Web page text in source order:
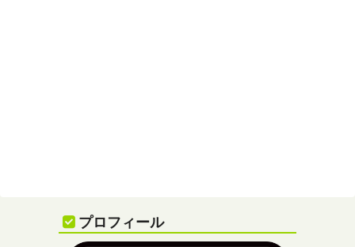
プロフィール